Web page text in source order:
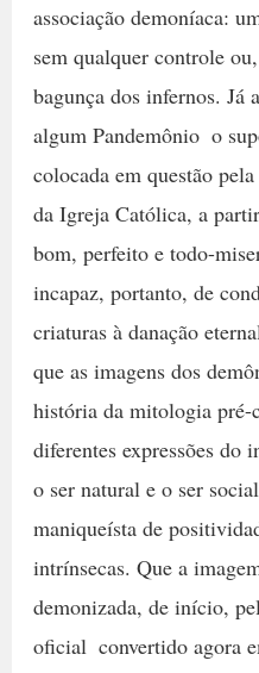
associação demoníaca:
sem qualquer controle
bagunça dos infernos.
algum Pandemônio  o
colocada em questão
da Igreja Católica, a
bom, perfeito e todo-
incapaz, portanto, de
criaturas à danação
que as imagens dos
história da mitologia pré-
diferentes expressões do
o ser natural e o ser
maniqueísta de
intrínsecas. Que a
demonizada, de início,
oficial  convertido agora